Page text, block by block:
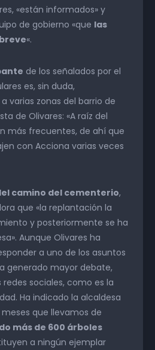
«están informados» y
de gobierno «que las
«.
de los señalados por el
es, sin duda,
varias zonas del barrio de
de Olivares: «A raíz del
más frecuentes, de ahí que
con Acciona varias veces
camino del cementerio,
que «la replantación la
y posteriormente se ha
Aunque Olivares ha
a uno de los asuntos
generado mayor debate,
sociales, como es la
Ha indicado la alcaldesa
meses que llevamos de
más de 600 árboles
a ningún ejemplar